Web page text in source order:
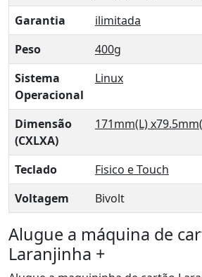
Garantia
ilimitada
Peso
400g
Sistema
Operacional
Linux
Dimensão
(CXLXA)
171mm(L)
Teclado
Fisico e Touch
Voltagem
Bivolt
Alugue a máquina de
Laranjinha +